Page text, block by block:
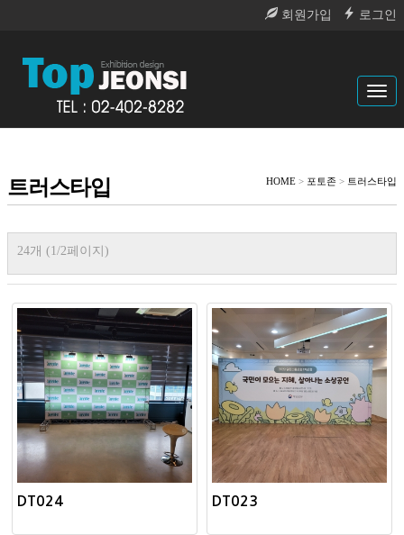
회원가입 로그인
트러스타입 HOME > 포토존 > 트러스타입
24개 (1/2페이지)
DT024 DT023